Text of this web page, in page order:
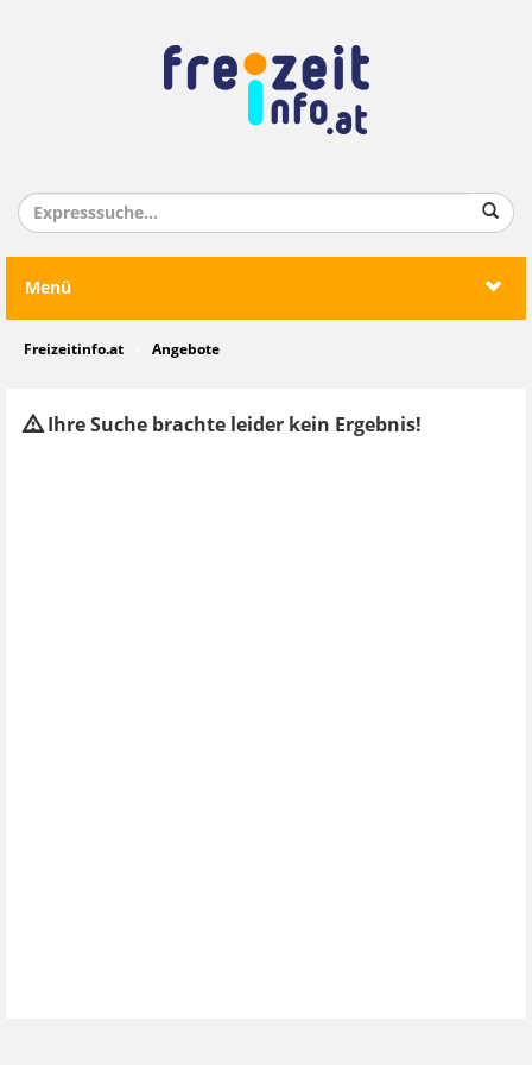
Menü
Freizeitinfo.at Angebote
Ihre Suche brachte leider kein Ergebnis!